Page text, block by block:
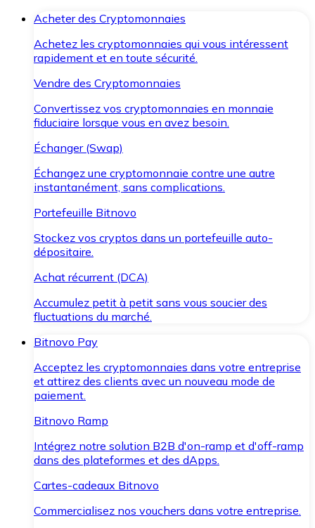
Acheter des Cryptomonnaies
Achetez les cryptomonnaies qui vous intéressent
rapidement et en toute sécurité.
Vendre des Cryptomonnaies
Convertissez vos cryptomonnaies en monnaie
fiduciaire lorsque vous en avez besoin.
Échanger (Swap)
Échangez une cryptomonnaie contre une autre
instantanément, sans complications.
Portefeuille Bitnovo
Stockez vos cryptos dans un portefeuille auto-
dépositaire.
Achat récurrent (DCA)
Accumulez petit à petit sans vous soucier des
fluctuations du marché.
Bitnovo Pay
Acceptez les cryptomonnaies dans votre entreprise
et attirez des clients avec un nouveau mode de
paiement.
Bitnovo Ramp
Intégrez notre solution B2B d'on-ramp et d'off-ramp
dans des plateformes et des dApps.
Cartes-cadeaux Bitnovo
Commercialisez nos vouchers dans votre entreprise.